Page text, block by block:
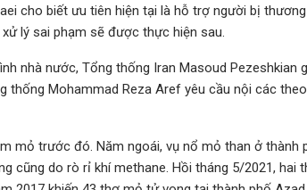
cho biết ưu tiên hiện tại là hỗ trợ người bị
lý sai phạm sẽ được thực hiện sau.
nhà nước, Tổng thống Iran Masoud Pezeshkian
thống Mohammad Reza Aref yêu cầu nội các
mỏ trước đó. Năm ngoái, vụ nổ mỏ than ở thành
cũng do rò rỉ khí methane. Hồi tháng 5/2021,